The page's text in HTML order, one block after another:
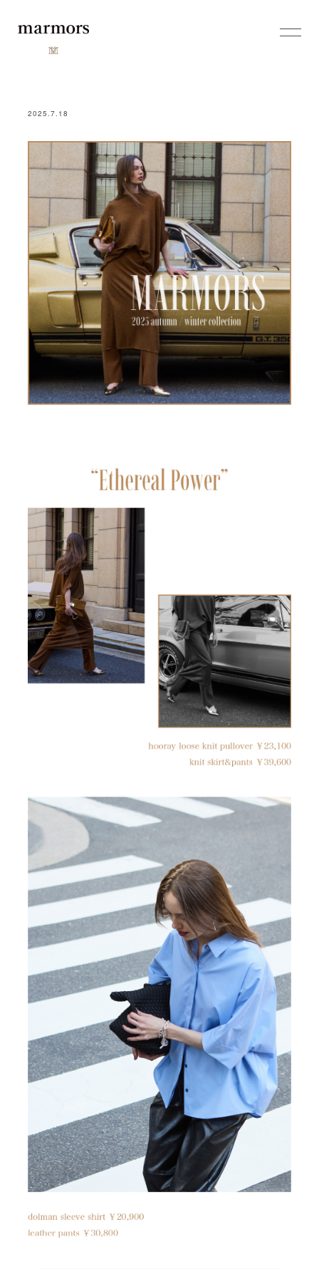
2025.7.18